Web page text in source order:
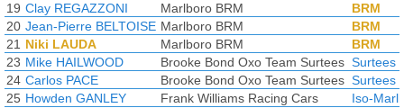
19 Clay REGAZZONI Marlboro BRM
BRM
20 Jean-Pierre BELTOISE Marlboro BRM
BRM
21 Niki LAUDA Marlboro BRM
BRM
23 Mike HAILWOOD Brooke Bond Oxo Team Surtees Surtees
24 Carlos PACE Brooke Bond Oxo Team Surtees Surtees
25 Howden GANLEY Frank Williams Racing Cars
Iso-